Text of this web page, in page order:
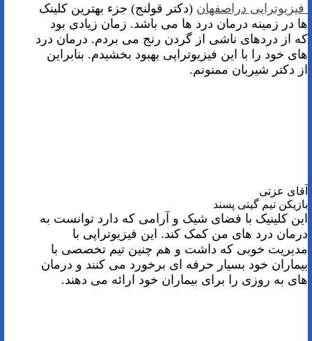
فیزیوتراپی دراصفهان (دکتر قولنج) جزء بهترین کلینک
ها در زمینه درمان درد ها می باشد. زمان زیادی بود
که از دردهای ناشی از گردن رنج می بردم. درمان درد
های خود را با این فیزیوتراپی بهبود بخشیدم. بنابراین
از دکتر شیربان ممنونم.
آقای عزتی
بازیکن تیم گیتی پسند
این کلینیک با فضای شیک و آرامی که دارد توانست به
درمان درد های من کمک کند. این فیزیوتراپی با
مدیریت خوبی که داشت و هم چنین تیم تخصصی با
بیماران خود بسیار حرفه ای برخورد می کنند و درمان
های به روزی را برای بیماران خود ارائه می دهند.